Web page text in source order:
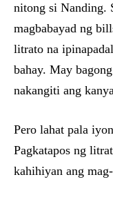
nitong si Nanding.
magbabayad ng
litrato na
bahay. May
nakangiti ang
Pero lahat pala
Pagkatapos ng
kahihiyan ang